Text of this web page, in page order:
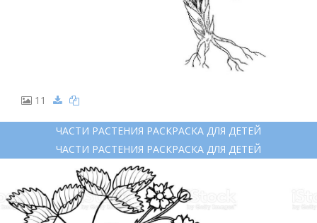
11
ЧАСТИ РАСТЕНИЯ РАСКРАСКА ДЛЯ ДЕТЕЙ
ЧАСТИ РАСТЕНИЯ РАСКРАСКА ДЛЯ ДЕТЕЙ